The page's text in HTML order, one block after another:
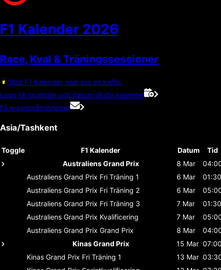
F1 Kalender 2026
Race, Kval & Träningssessioner
Stöd F1 Kalender, köp oss en kaffe.
Lägg till racetider och datum till din kalender
Få e-postpåminnelser
Asia/Tashkent
Toggle F1 Kalender Datum
Tid
Australiens Grand Prix
8 Mar
Australiens Grand Prix Fri Träning 1 6 Mar
01:30
Australiens Grand Prix Fri Träning 2 6 Mar
Australiens Grand Prix Fri Träning 3 7 Mar
01:30
Australiens Grand Prix Kvalificering 7 Mar
Australiens Grand Prix Grand Prix 8 Mar
Kinas Grand Prix
15 Mar 07:00
Kinas Grand Prix Fri Träning 1 13 Mar